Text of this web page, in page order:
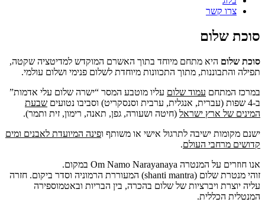
צרו קשר
סוכת שלום
סוכת שלום היא מתחם מיוחד בתוך האשרם המוקדש למדיטציה שקטה,
תפילה והתבוננות, מתוך התכוונות מיוחדת לשלום פנימי ושלום עולמי.
במרכז המתחם עמוד שלום עליו מוטבע המסר “ישרה שלום עלי אדמות”
ב-4 שפות (עברית, אנגלית, ערבית וסנסקריט) וסביבו נטועים
שבעת
המינים של ארץ ישראל (חיטה ושעורה, גפן, תאנה, רימון, זית ותמר).
ישנם מקומות ישיבה לתרגול אישי או משותף ופינה המיועדת לאבנים ומים
קדושים מרחבי העולם.
אנו חוזרים על המנטרה Om Namo Narayanaya במקום.
זוהי מנטרת שלום (shanti mantra) המעוררת הרמוניה וסדר ביקום. חזרה
עליה יוצרת ויברציות של שלום בהכרה, בין הבריות ובאטמוספירה
המנטלית הכללית.